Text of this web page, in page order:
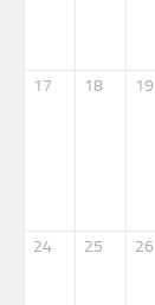
17 18 19
24 25 26